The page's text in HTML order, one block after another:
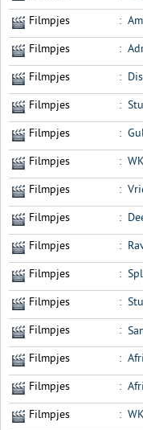
Filmpjes :
Filmpjes :
Filmpjes :
Filmpjes :
Filmpjes :
Filmpjes :
Filmpjes :
Filmpjes :
Filmpjes :
Filmpjes :
Filmpjes :
Filmpjes :
Filmpjes
:
Filmpjes :
Filmpjes :